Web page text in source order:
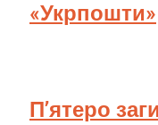
«Укрпошти»
П’ятеро